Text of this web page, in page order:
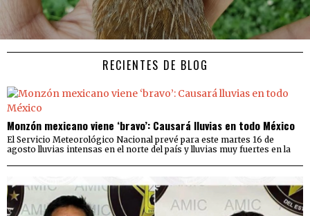
RECIENTES DE BLOG
Monzón mexicano viene ‘bravo’: Causará lluvias en todo México
El Servicio Meteorológico Nacional prevé para este martes 16 de
agosto lluvias intensas en el norte del país y lluvias muy fuertes en la